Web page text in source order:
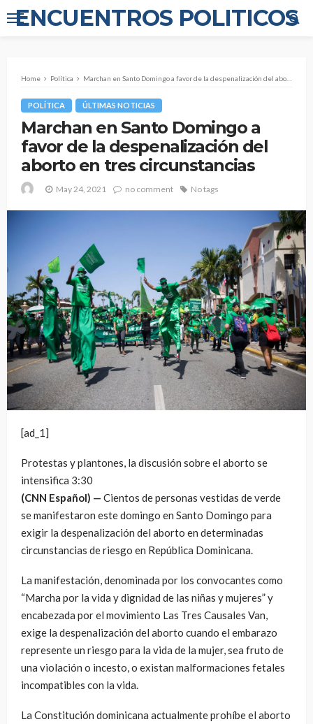
ENCUENTROS POLITICOS
Home Política Marchan en Santo Domingo a favor de la despenalización del aborto en tres circunstancias
POLÍTICA ÚLTIMAS NOTICIAS
Marchan en Santo Domingo a
favor de la despenalización del
aborto en tres circunstancias
May 24, 2021 no comment No tags
[ad_1]
Protestas y plantones, la discusión sobre el aborto se
intensifica 3:30
(CNN Español) — Cientos de personas vestidas de verde
se manifestaron este domingo en Santo Domingo para
exigir la despenalización del aborto en determinadas
circunstancias de riesgo en República Dominicana.
La manifestación, denominada por los convocantes como
“Marcha por la vida y dignidad de las niñas y mujeres” y
encabezada por el movimiento Las Tres Causales Van,
exige la despenalización del aborto cuando el embarazo
represente un riesgo para la vida de la mujer, sea fruto de
una violación o incesto, o existan malformaciones fetales
incompatibles con la vida.
La Constitución dominicana actualmente prohíbe el aborto